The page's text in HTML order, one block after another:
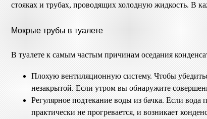
стояках и трубах, проводящих холодную жидкость. В
Мокрые трубы в туалете
В туалете к самым частым причинам оседания
Плохую вентиляционную систему. Чтобы
незакрытой. Если утром вы обнаружите
Регулярное подтекание воды из бачка. Если вода
практически не прогревается, и возникает